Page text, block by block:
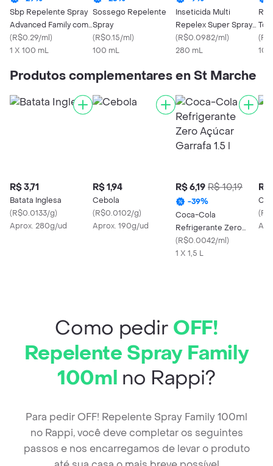
Sbp Repelente Spray
Advanced Family com
Icaridina
(R$0.29/ml)
1 X 100 mL
Sossego Repelente
Spray
(R$0.15/ml)
100 mL
Inseticida Multi
Repelex Super Spray
280ml
(R$0.0982/ml)
280 mL
(
Produtos complementares en St Marche
R$ 3,71
Batata Inglesa
(R$0.0133/g)
Aprox. 280g/ud
R$ 1,94
Cebola
(R$0.0102/g)
Aprox. 190g/ud
R$ 6,19 R$ 10,19
-39%
Coca-Cola
Refrigerante Zero
Açúcar Garrafa 1.5 l
(R$0.0042/ml)
1 X 1,5 L
R$
(
Como pedir OFF!
Repelente Spray Family
100ml no Rappi?
Para pedir OFF! Repelente Spray Family 100ml
no Rappi, você deve completar os seguintes
passos e nos encarregamos de levar o produto